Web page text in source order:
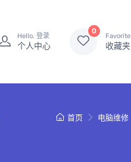
Hello, 登录
个人中心
0
Favorite
收藏夹
首页 电脑维修